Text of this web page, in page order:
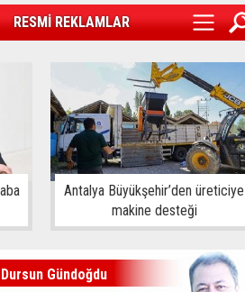
RESMİ REKLAMLAR
Antalya Büyükşehir’den üreticiye
makine desteği
Dursun Gündoğdu